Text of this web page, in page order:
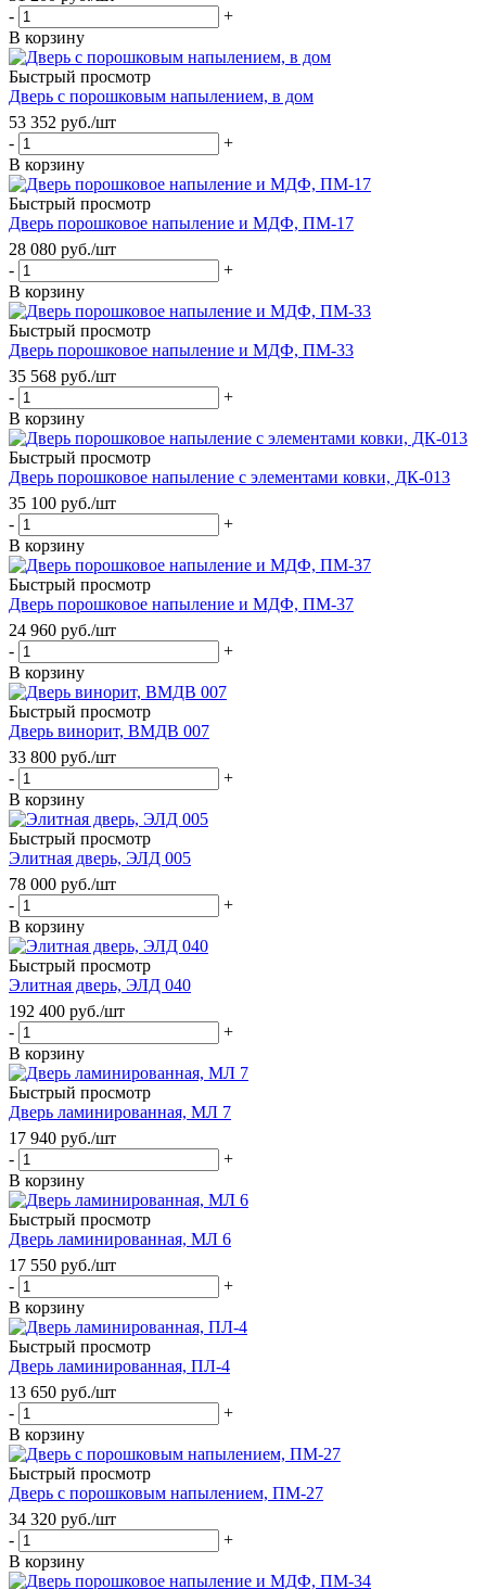
-
+
В корзину
Быстрый просмотр
Дверь с порошковым напылением, в дом
53 352 руб./шт
-
+
В корзину
Быстрый просмотр
Дверь порошковое напыление и МДФ, ПМ-17
28 080 руб./шт
-
+
В корзину
Быстрый просмотр
Дверь порошковое напыление и МДФ, ПМ-33
35 568 руб./шт
-
+
В корзину
Быстрый просмотр
Дверь порошковое напыление с элементами ковки, ДК-013
35 100 руб./шт
-
+
В корзину
Быстрый просмотр
Дверь порошковое напыление и МДФ, ПМ-37
24 960 руб./шт
-
+
В корзину
Быстрый просмотр
Дверь винорит, ВМДВ 007
33 800 руб./шт
-
+
В корзину
Быстрый просмотр
Элитная дверь, ЭЛД 005
78 000 руб./шт
-
+
В корзину
Быстрый просмотр
Элитная дверь, ЭЛД 040
192 400 руб./шт
-
+
В корзину
Быстрый просмотр
Дверь ламинированная, МЛ 7
17 940 руб./шт
-
+
В корзину
Быстрый просмотр
Дверь ламинированная, МЛ 6
17 550 руб./шт
-
+
В корзину
Быстрый просмотр
Дверь ламинированная, ПЛ-4
13 650 руб./шт
-
+
В корзину
Быстрый просмотр
Дверь с порошковым напылением, ПМ-27
34 320 руб./шт
-
+
В корзину